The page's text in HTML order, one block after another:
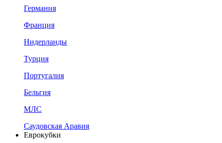
Германия
Франция
Нидерланды
Турция
Португалия
Бельгия
МЛС
Саудовская Аравия
Еврокубки